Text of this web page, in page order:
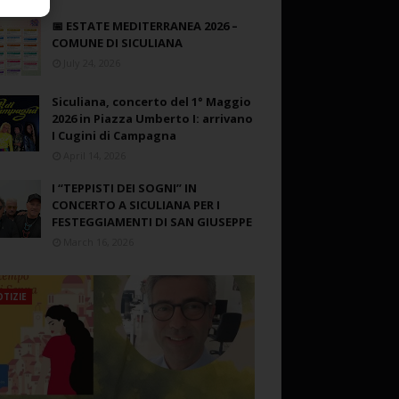
📅 ESTATE MEDITERRANEA 2026 –
COMUNE DI SICULIANA
Siculiana, concerto del 1° Maggio
2026 in Piazza Umberto I: arrivano
I Cugini di Campagna
I “TEPPISTI DEI SOGNI” IN
CONCERTO A SICULIANA PER I
FESTEGGIAMENTI DI SAN GIUSEPPE